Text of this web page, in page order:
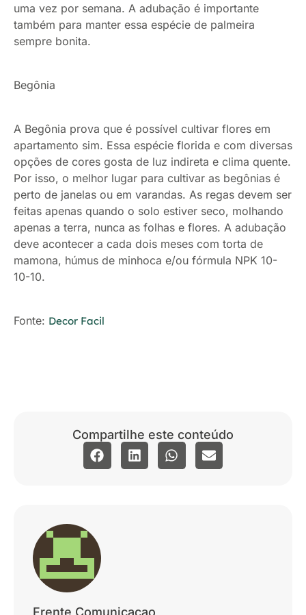
uma vez por semana. A adubação é importante
também para manter essa espécie de palmeira
sempre bonita.
Begônia
A Begônia prova que é possível cultivar flores em
apartamento sim. Essa espécie florida e com diversas
opções de cores gosta de luz indireta e clima quente.
Por isso, o melhor lugar para cultivar as begônias é
perto de janelas ou em varandas. As regas devem ser
feitas apenas quando o solo estiver seco, molhando
apenas a terra, nunca as folhas e flores. A adubação
deve acontecer a cada dois meses com torta de
mamona, húmus de minhoca e/ou fórmula NPK 10-
10-10.
Fonte: Decor Facil
Compartilhe este conteúdo
Frente Comunicacao